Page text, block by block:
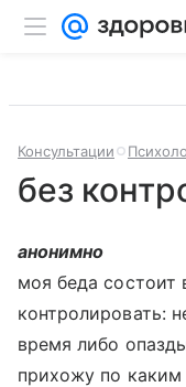
Консультации
без
анонимно
моя беда состоит
контролировать:
время либо
прихожу по каким